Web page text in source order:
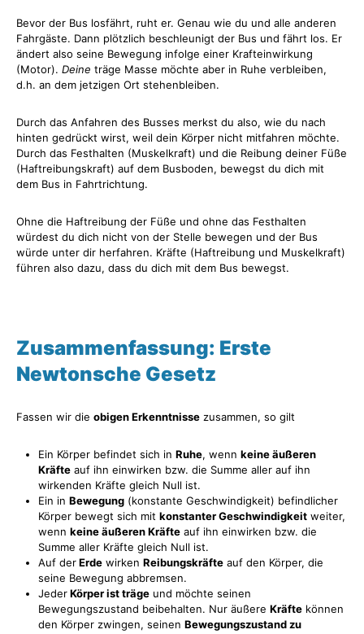
Bevor der Bus losfährt, ruht er. Genau wie du und alle anderen
Fahrgäste. Dann plötzlich beschleunigt der Bus und fährt los. Er
ändert also seine Bewegung infolge einer Krafteinwirkung
(Motor). Deine träge Masse möchte aber in Ruhe verbleiben,
d.h. an dem jetzigen Ort stehenbleiben.
Durch das Anfahren des Busses merkst du also, wie du nach
hinten gedrückt wirst, weil dein Körper nicht mitfahren möchte.
Durch das Festhalten (Muskelkraft) und die Reibung deiner Füße
(Haftreibungskraft) auf dem Busboden, bewegst du dich mit
dem Bus in Fahrtrichtung.
Ohne die Haftreibung der Füße und ohne das Festhalten
würdest du dich nicht von der Stelle bewegen und der Bus
würde unter dir herfahren. Kräfte (Haftreibung und Muskelkraft)
führen also dazu, dass du dich mit dem Bus bewegst.
Zusammenfassung: Erste
Newtonsche Gesetz
Fassen wir die obigen Erkenntnisse zusammen, so gilt
Ein Körper befindet sich in Ruhe, wenn keine äußeren
Kräfte auf ihn einwirken bzw. die Summe aller auf ihn
wirkenden Kräfte gleich Null ist.
Ein in Bewegung (konstante Geschwindigkeit) befindlicher
Körper bewegt sich mit konstanter Geschwindigkeit weiter,
wenn keine äußeren Kräfte auf ihn einwirken bzw. die
Summe aller Kräfte gleich Null ist.
Auf derErde wirken Reibungskräfte auf den Körper, die
seine Bewegung abbremsen.
JederKörper ist träge und möchte seinen
Bewegungszustand beibehalten. Nur äußere Kräfte können
den Körper zwingen, seinen Bewegungszustand zu